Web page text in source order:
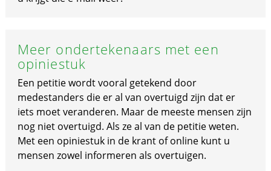
Meer ondertekenaars met een
opiniestuk
Een petitie wordt vooral getekend door
medestanders die er al van overtuigd zijn dat er
iets moet veranderen. Maar de meeste mensen zijn
nog niet overtuigd. Als ze al van de petitie weten.
Met een opiniestuk in de krant of online kunt u
mensen zowel informeren als overtuigen.